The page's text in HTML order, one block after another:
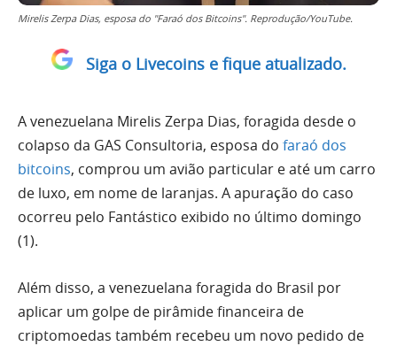
Mirelis Zerpa Dias, esposa do "Faraó dos Bitcoins". Reprodução/YouTube.
Siga o Livecoins e fique atualizado.
A venezuelana Mirelis Zerpa Dias, foragida desde o
colapso da GAS Consultoria, esposa do faraó dos
bitcoins, comprou um avião particular e até um carro
de luxo, em nome de laranjas. A apuração do caso
ocorreu pelo Fantástico exibido no último domingo
(1).
Além disso, a venezuelana foragida do Brasil por
aplicar um golpe de pirâmide financeira de
criptomoedas também recebeu um novo pedido de